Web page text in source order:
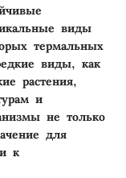
виды
термальных
виды, как
растения,
и
не только
для
к